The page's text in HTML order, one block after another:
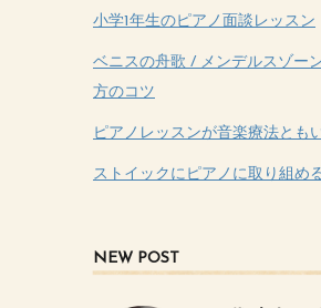
小学1年生のピアノ面談レッスン
ベニスの舟歌 / メンデルスゾー
方のコツ
ピアノレッスンが音楽療法とも
ストイックにピアノに取り組め
NEW POST